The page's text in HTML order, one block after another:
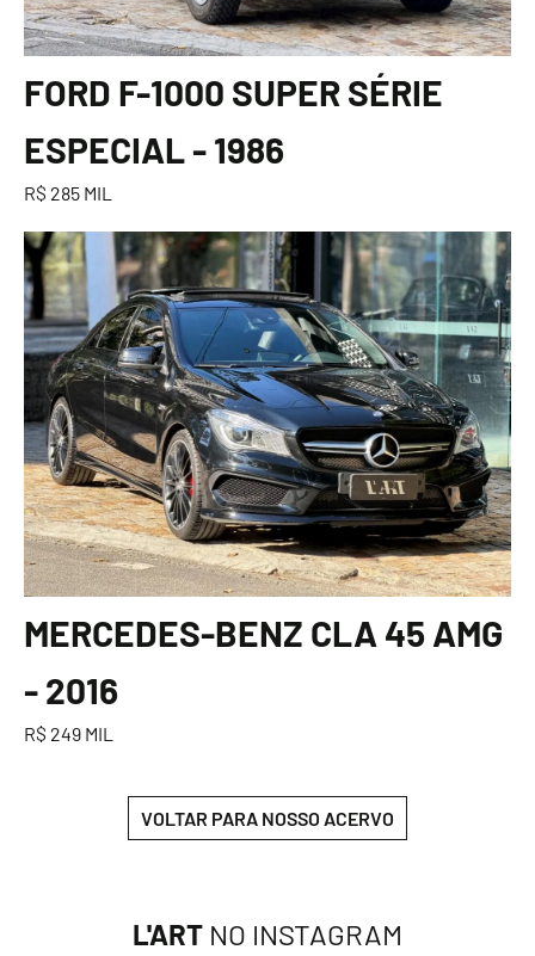
FORD F-1000 SUPER SÉRIE
ESPECIAL - 1986
R$ 285 MIL
MERCEDES-BENZ CLA 45 AMG
- 2016
R$ 249 MIL
VOLTAR PARA NOSSO ACERVO
L'ART NO INSTAGRAM